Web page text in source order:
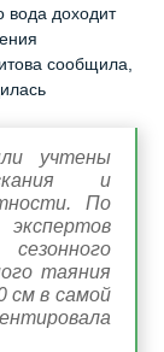
вода доходит
сообщила,
учтены
и
По
таяния
см в самой